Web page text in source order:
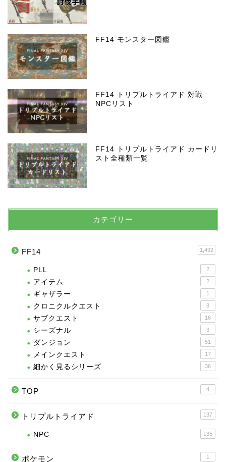
FF14 モンスター図鑑
FF14 トリプルトライアド 対戦
NPCリスト
FF14 トリプルトライアド カードリ
スト全種類一覧
カテゴリー
FF14 1,492
PLL 2
アイテム 2
ギャザラー 1
クロニクルクエスト 8
サブクエスト 16
シーズナル 3
ダンジョン 51
メインクエスト 17
細かく見るシリーズ 36
TOP 4
トリプルトライアド 137
NPC 135
ポケモン 1